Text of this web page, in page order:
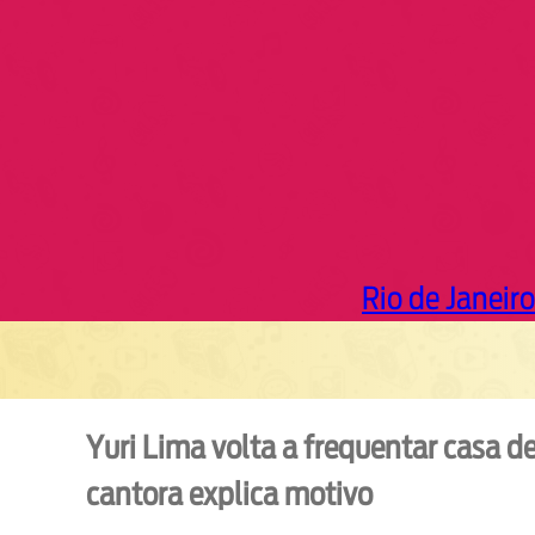
Rio de Janeiro
Yuri Lima volta a frequentar casa
cantora explica motivo